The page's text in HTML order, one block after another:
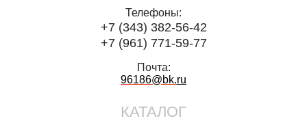
Телефоны:
+7 (343) 382-56-42
+7 (961) 771-59-77
Почта:
96186@bk.ru
КАТАЛОГ